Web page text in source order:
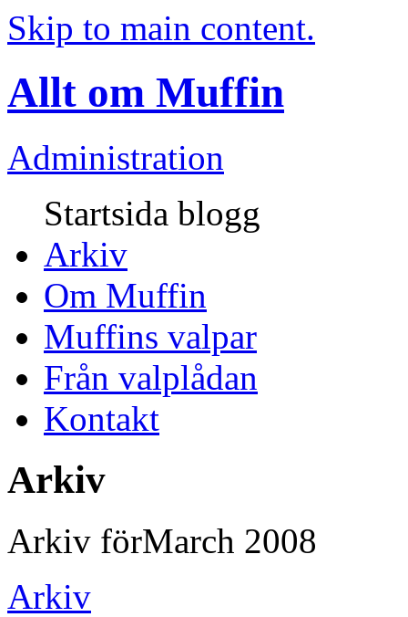
Skip to main content.
Allt om Muffin
Administration
Startsida blogg
Arkiv
Om Muffin
Muffins valpar
Från valplådan
Kontakt
Arkiv
Arkiv förMarch 2008
Arkiv